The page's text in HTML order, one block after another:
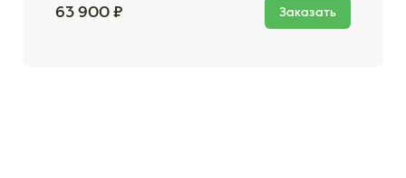
63 900 ₽ Заказать